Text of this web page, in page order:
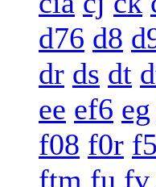
d76 d8
dr ds dt
ee ef6 eg
f08 f0r
ftm fu fv